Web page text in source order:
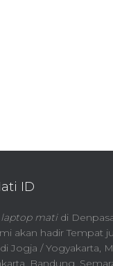
ID
laptop matidi
akan hadir Tempat
Jogja / Yogyakarta,
Bandung,